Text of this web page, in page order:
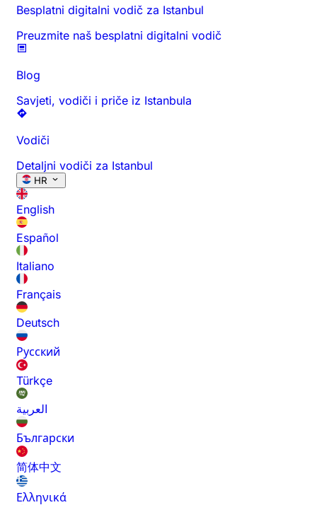
Besplatni digitalni vodič za Istanbul
Preuzmite naš besplatni digitalni vodič
Blog
Savjeti, vodiči i priče iz Istanbula
Vodiči
Detaljni vodiči za Istanbul
HR
English
Español
Italiano
Français
Deutsch
Русский
Türkçe
العربية
Български
简体中文
Ελληνικά